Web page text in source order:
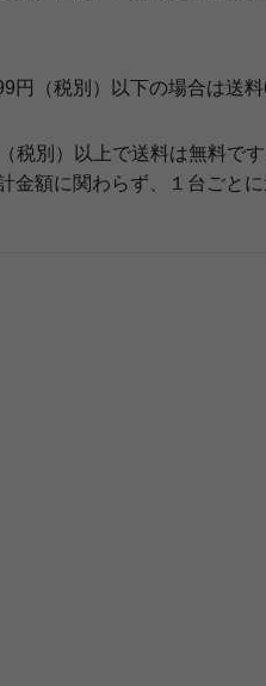
（税別）以下の場合は送料
税別）以上で送料は無料です
金額に関わらず、１台ごとに